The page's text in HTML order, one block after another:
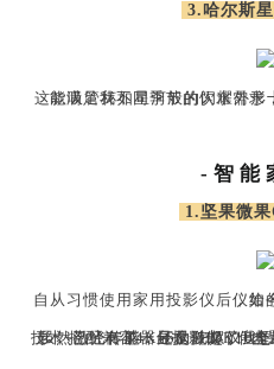
3.哈尔斯
这款吸管杯如星河般的闪耀外形十分吸睛，6小时的保温/保能
-智能
1.坚果微
自从习惯使用家用投影仪后，如今居家的
虽然已经有了一台投影仪，但坚果微果C1投影仪清新简洁的外形，搭配兼容4K显示+HDR10全场景动态对比度+无感